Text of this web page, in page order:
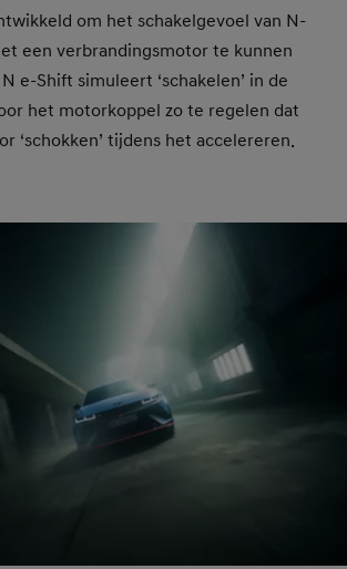
om het schakelgevoel van N-
een verbrandingsmotor te kunnen
e-Shift simuleert ‘schakelen’ in de
het motorkoppel zo te regelen dat
‘schokken’ tijdens het accelereren.